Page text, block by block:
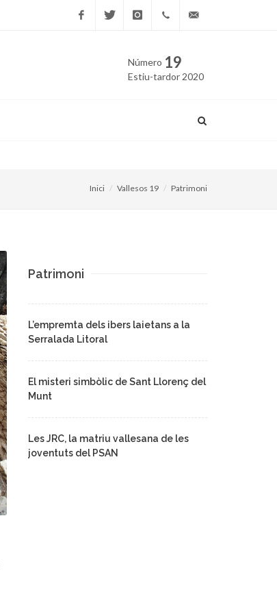
40 40
Número 19
Estiu-tardor 2020
Inici Vallesos 19 Patrimoni
Patrimoni
L’empremta dels ibers laietans a la
Serralada Litoral
El misteri simbòlic de Sant Llorenç del
Munt
Les JRC, la matriu vallesana de les
joventuts del PSAN